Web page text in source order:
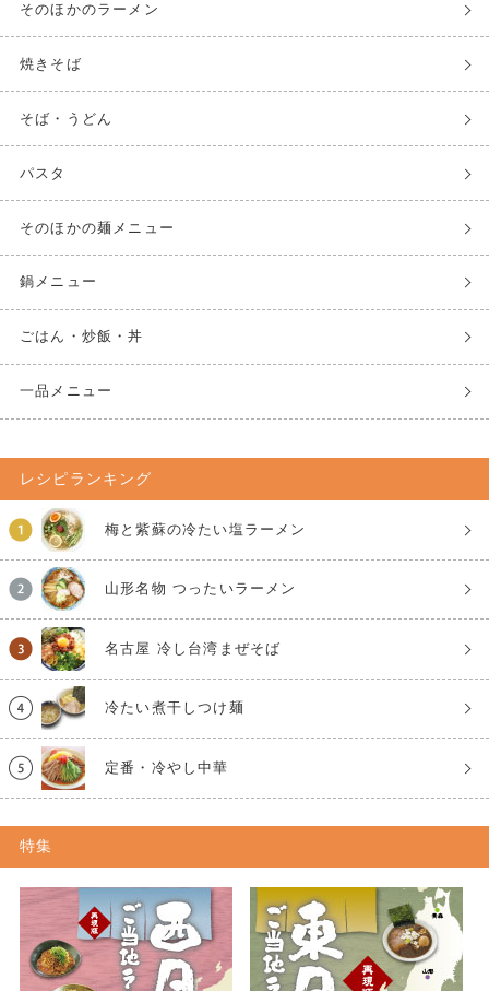
そのほかのラーメン
焼きそば
そば・うどん
パスタ
そのほかの麺メニュー
鍋メニュー
ごはん・炒飯・丼
一品メニュー
レシピランキング
梅と紫蘇の冷たい塩ラーメン
山形名物 つったいラーメン
名古屋 冷し台湾まぜそば
冷たい煮干しつけ麺
定番・冷やし中華
特集